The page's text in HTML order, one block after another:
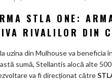
STLA ONE:
RIVALILOR DIN
uzina din Mulhouse va beneficia
sumă, Stellantis alocă alte
va fi direcționat către